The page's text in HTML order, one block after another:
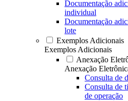
Documentação
individual
Documentação
lote
Exemplos Adicionais
Exemplos Adicionais
Anexação
Anexação
Consulta de
Consulta de
de operação